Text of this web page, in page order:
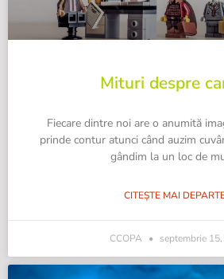
Mituri despre
Fiecare dintre noi are o anumită
prinde contur atunci când auzim
gândim la un loc de
CITEȘTE MAI
CCOPA septembrie